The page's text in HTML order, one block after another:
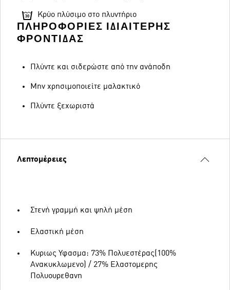
Κρύο πλύσιμο στο πλυντήριο
ΠΛΗΡΟΦΟΡΊΕΣ ΙΔΙΑΊΤΕΡΗΣ
ΦΡΟΝΤΊΔΑΣ
Πλύντε και σιδερώστε από την ανάποδη
Μην χρησιμοποιείτε μαλακτικό
Πλύντε ξεχωριστά
Λεπτομέρειες
Στενή γραμμή και ψηλή μέση
Ελαστική μέση
Κυριως Υφασμα: 73% Πολυεστέρας(100%
Ανακυκλωμενο) / 27% Ελαστομερης
Πολυουρεθανη